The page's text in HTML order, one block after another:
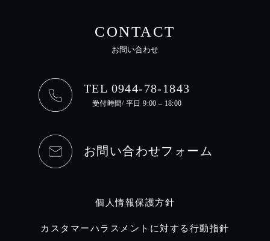
CONTACT
お問い合わせ
TEL 0944-78-1843
受付時間/ 平日 9:00 – 18:00
お問い合わせフォーム
個人情報保護方針
カスタマーハラスメントに対する行動指針